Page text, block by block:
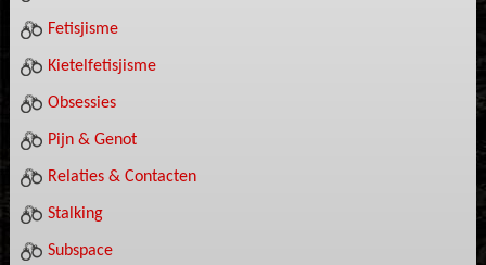
Fetisjisme
Kietelfetisjisme
Obsessies
Pijn & Genot
Relaties & Contacten
Stalking
Subspace